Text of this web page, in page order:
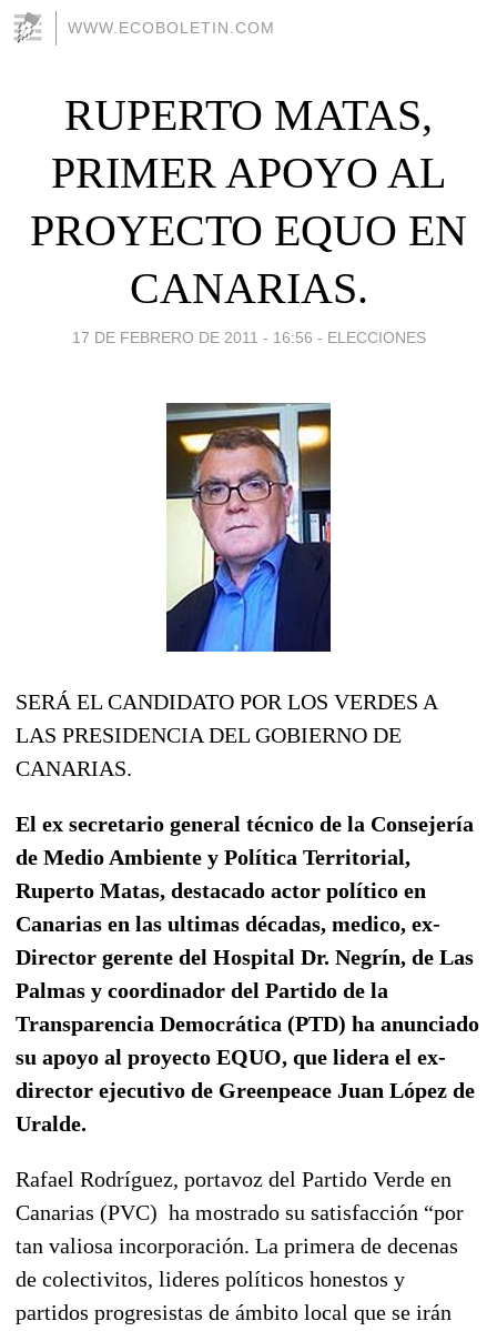
WWW.ECOBOLETIN.COM
RUPERTO MATAS,
PRIMER APOYO AL
PROYECTO EQUO EN
CANARIAS.
17 DE FEBRERO DE 2011 - 16:56 - ELECCIONES
SERÁ EL CANDIDATO POR LOS VERDES A
LAS PRESIDENCIA DEL GOBIERNO DE
CANARIAS.
El ex secretario general técnico de la Consejería
de Medio Ambiente y Política Territorial,
Ruperto Matas, destacado actor político en
Canarias en las ultimas décadas, medico, ex-
Director gerente del Hospital Dr. Negrín, de Las
Palmas y coordinador del Partido de la
Transparencia Democrática (PTD) ha anunciado
su apoyo al proyecto EQUO, que lidera el ex-
director ejecutivo de Greenpeace Juan López de
Uralde.
Rafael Rodríguez, portavoz del Partido Verde en
Canarias (PVC) ha mostrado su satisfacción “por
tan valiosa incorporación. La primera de decenas
de colectivitos, lideres políticos honestos y
partidos progresistas de ámbito local que se irán